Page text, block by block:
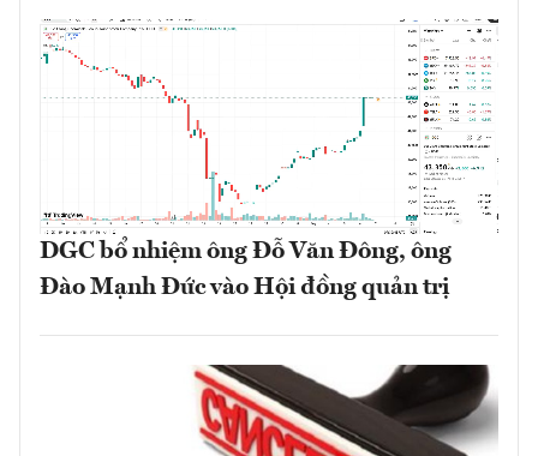
DGC bổ nhiệm ông Đỗ Văn Đông, ông
Đào Mạnh Đức vào Hội đồng quản trị